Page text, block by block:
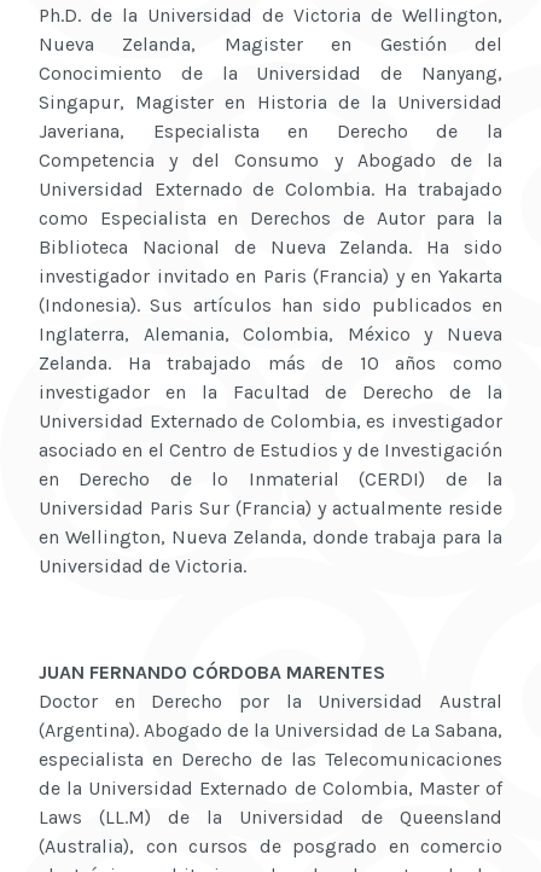
Ph.D. de la Universidad de Victoria de Wellington,
Nueva Zelanda, Magister en Gestión del
Conocimiento de la Universidad de Nanyang,
Singapur, Magister en Historia de la Universidad
Javeriana, Especialista en Derecho de la
Competencia y del Consumo y Abogado de la
Universidad Externado de Colombia. Ha trabajado
como Especialista en Derechos de Autor para la
Biblioteca Nacional de Nueva Zelanda. Ha sido
investigador invitado en Paris (Francia) y en Yakarta
(Indonesia). Sus artículos han sido publicados en
Inglaterra, Alemania, Colombia, México y Nueva
Zelanda. Ha trabajado más de 10 años como
investigador en la Facultad de Derecho de la
Universidad Externado de Colombia, es investigador
asociado en el Centro de Estudios y de Investigación
en Derecho de lo Inmaterial (CERDI) de la
Universidad Paris Sur (Francia) y actualmente reside
en Wellington, Nueva Zelanda, donde trabaja para la
Universidad de Victoria.
JUAN FERNANDO CÓRDOBA MARENTES
Doctor en Derecho por la Universidad Austral
(Argentina). Abogado de la Universidad de La Sabana,
especialista en Derecho de las Telecomunicaciones
de la Universidad Externado de Colombia, Master of
Laws (LL.M) de la Universidad de Queensland
(Australia), con cursos de posgrado en comercio